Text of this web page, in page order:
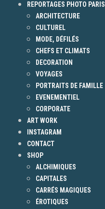
REPORTAGES PHOTO PARIS
ARCHITECTURE
CULTUREL
MODE, DÉFILÉS
CHEFS ET CLIMATS
DECORATION
VOYAGES
PORTRAITS DE FAMILLE
EVENEMENTIEL
CORPORATE
ART WORK
INSTAGRAM
CONTACT
SHOP
ALCHIMIQUES
CAPITALES
CARRÉS MAGIQUES
ÉROTIQUES